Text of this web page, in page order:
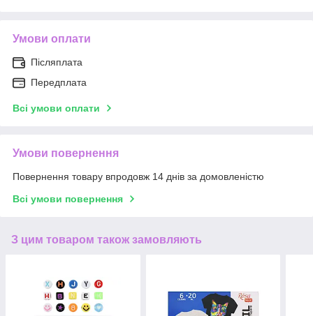
Умови оплати
Післяплата
Передплата
Всі умови оплати
Умови повернення
Повернення товару впродовж 14 днів за домовленістю
Всі умови повернення
З цим товаром також замовляють